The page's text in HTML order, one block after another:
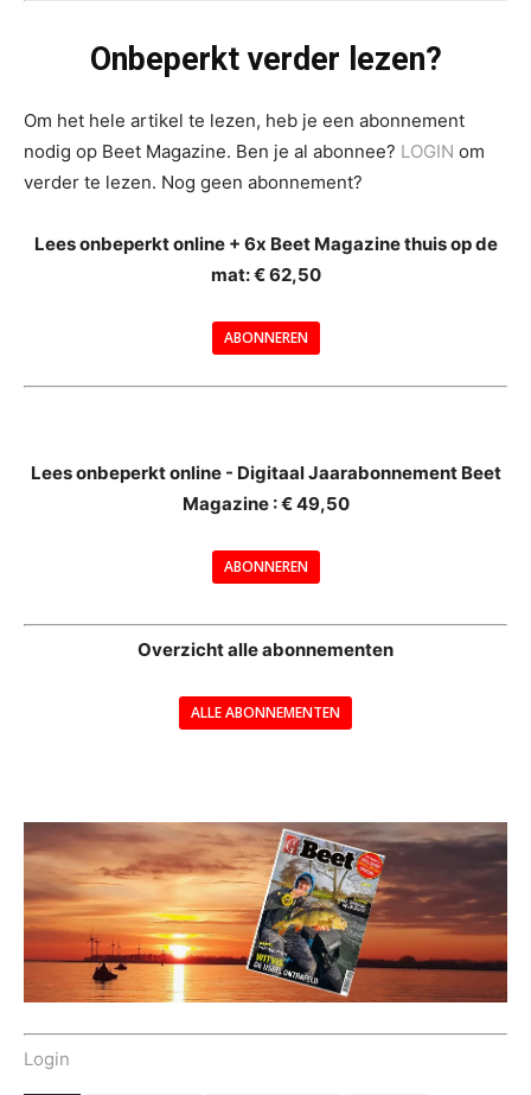
Onbeperkt verder lezen?
Om het hele artikel te lezen, heb je een abonnement
nodig op Beet Magazine. Ben je al abonnee? LOGIN om
verder te lezen. Nog geen abonnement?
Lees onbeperkt online + 6x Beet Magazine thuis op de
mat: € 62,50
ABONNEREN
Lees onbeperkt online - Digitaal Jaarabonnement Beet
Magazine : € 49,50
ABONNEREN
Overzicht alle abonnementen
ALLE ABONNEMENTEN
Login